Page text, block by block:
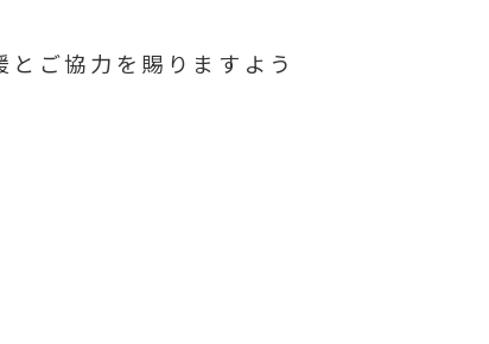
ご協力を賜りますよう